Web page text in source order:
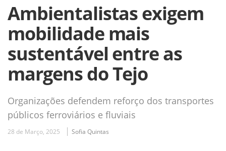
Ambientalistas exigem
mobilidade mais
sustentável entre as
margens do Tejo
Organizações defendem reforço dos transportes
públicos ferroviários e fluviais
28 de Março, 2025 Sofia Quintas